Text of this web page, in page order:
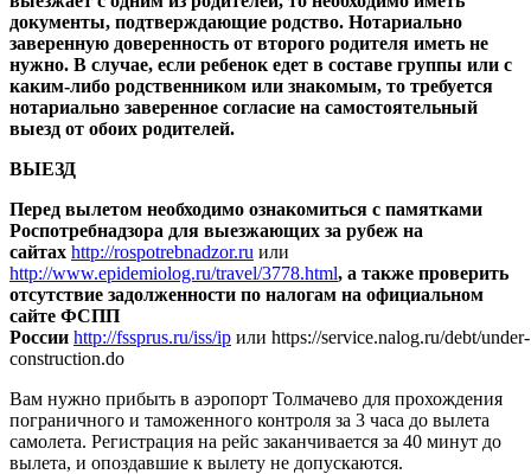
документы, подтверждающие родство. Нотариально
заверенную доверенность от второго родителя иметь не
нужно. В случае, если ребенок едет в составе группы или с
каким-либо родственником или знакомым, то требуется
нотариально заверенное согласие на самостоятельный
выезд от обоих родителей.
ВЫЕЗД
Перед вылетом необходимо ознакомиться с памятками
Роспотребнадзора для выезжающих за рубеж на
сайтах http://rospotrebnadzor.ru или
http://www.epidemiolog.ru/travel/3778.html, а также проверить
отсутствие задолженности по налогам на официальном
сайте ФСПП
России http://fssprus.ru/iss/ip или https://service.nalog.ru/debt/under-
construction.do
Вам нужно прибыть в аэропорт Толмачево для прохождения
пограничного и таможенного контроля за 3 часа до вылета
самолета. Регистрация на рейс заканчивается за 40 минут до
вылета, и опоздавшие к вылету не допускаются.